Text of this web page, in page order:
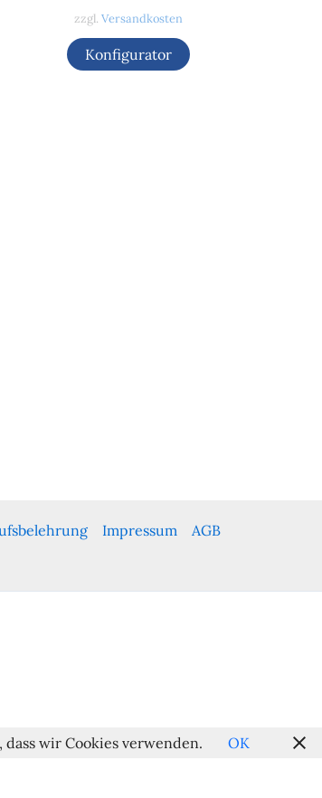
zzgl. Versandkosten
Konfigurator
Impressum
AGB
wir Cookies verwenden. OK